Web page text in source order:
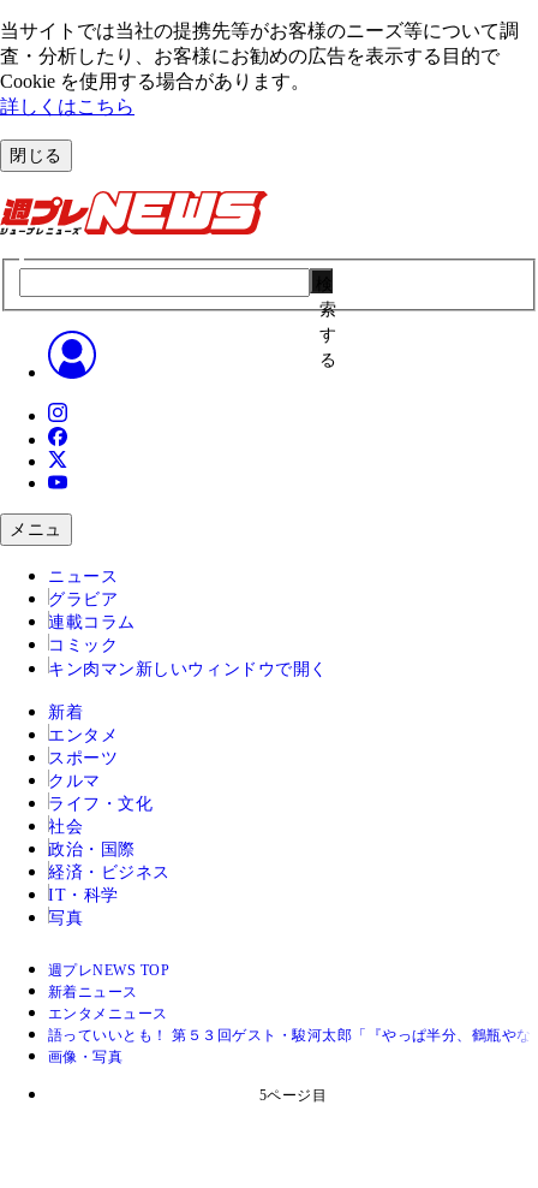
当サイトでは当社の提携先等がお客様のニーズ等について調
査・分析したり、お客様にお勧めの広告を表⽰する⽬的で
Cookie を使⽤する場合があります。
詳しくはこちら
閉じる
索
す
る
メニュ
ニュース
グラビア
連載コラム
コミック
キン肉マン 新しいウィンドウで開く
新着
エンタメ
スポーツ
クルマ
ライフ・文化
社会
政治・国際
経済・ビジネス
IT・科学
写真
週プレNEWS TOP
新着ニュース
エンタメニュース
語っていいとも！ 第５３回ゲスト・駿河太郎「『やっぱ半分、鶴瓶や
画像・写真
5ページ目